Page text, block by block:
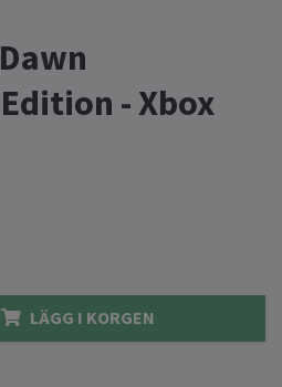
- Xbox
LÄGG I KORGEN